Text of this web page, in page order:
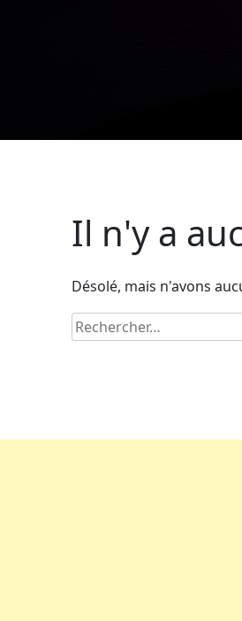
Il n'y a
Désolé, mais n'avons
Rechercher :